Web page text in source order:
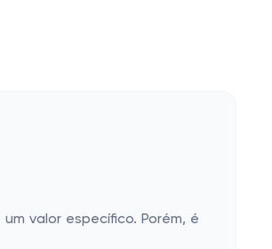
valor específico. Porém, é